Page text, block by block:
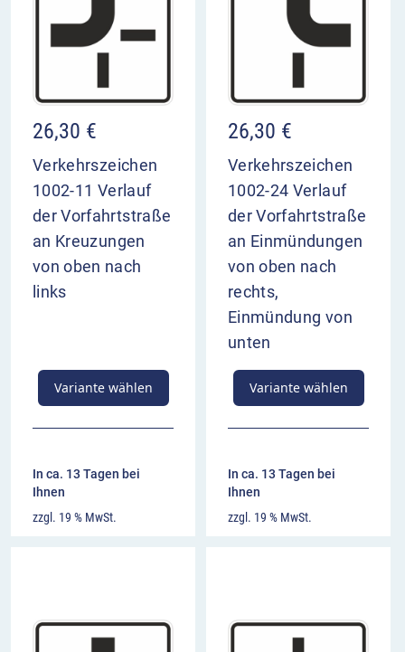
26,30 €
Verkehrszeichen
1002-11 Verlauf
der Vorfahrtstraße
an Kreuzungen
von oben nach
links
Variante wählen
In ca. 13 Tagen bei
Ihnen
zzgl. 19 % MwSt.
26,30 €
Verkehrszeichen
1002-24 Verlauf
der Vorfahrtstraße
an Einmündungen
von oben nach
rechts,
Einmündung von
unten
Variante wählen
In ca. 13 Tagen bei
Ihnen
zzgl. 19 % MwSt.